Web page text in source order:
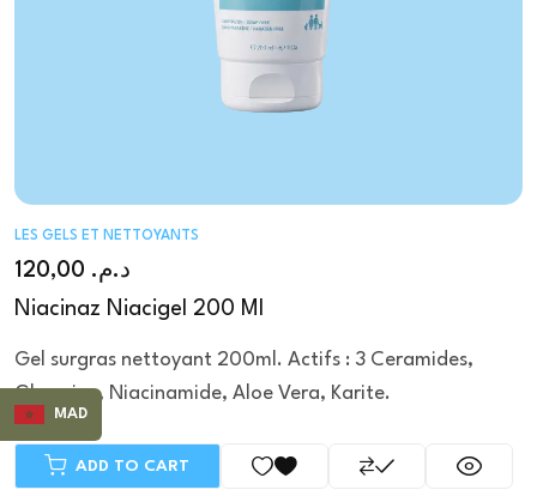
LES GELS ET NETTOYANTS
Niacinaz Niacigel 200 Ml
د.م.
Gel surgras nettoyant 200ml. Actifs : 3 Ceramides,
Glycerine, Niacinamide, Aloe Vera, Karite.
ADD TO CART
MAD